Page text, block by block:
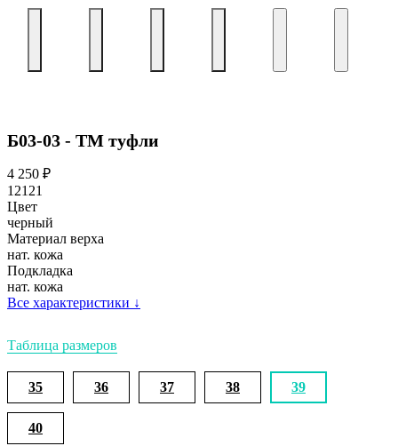
Б03-03 - ТМ туфли
4 250 ₽
12121
Цвет
черный
Материал верха
нат. кожа
Подкладка
нат. кожа
Все характеристики ↓
Таблица размеров
35 36 37 38 39
40